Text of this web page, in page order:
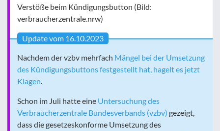
Verstöße beim Kündigungsbutton (Bild:
verbraucherzentrale.nrw)
Update vom 16.10.2023
Nachdem der vzbv mehrfach Mängel bei der Umsetzung
des Kündigungsbuttons festgestellt hat, hagelt es jetzt
Klagen.
Schon im Juli hatte eine Untersuchung des
Verbraucherzentrale Bundesverbands (vzbv) gezeigt,
dass die gesetzeskonforme Umsetzung des